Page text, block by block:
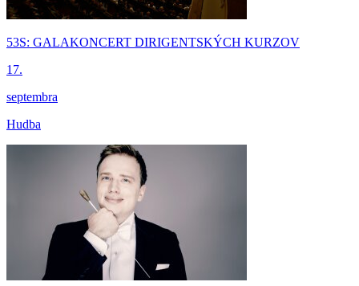
53S: GALAKONCERT DIRIGENTSKÝCH KURZOV
17.
septembra
Hudba